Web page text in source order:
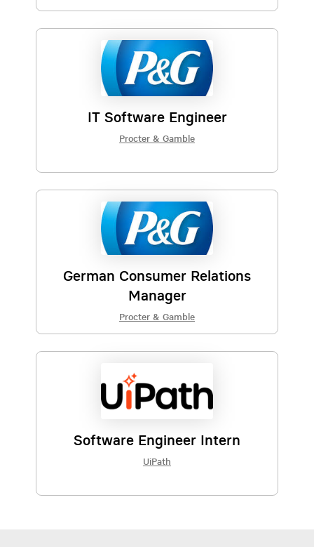
IT Software Engineer
Procter & Gamble
German Consumer Relations
Manager
Procter & Gamble
Software Engineer Intern
UiPath